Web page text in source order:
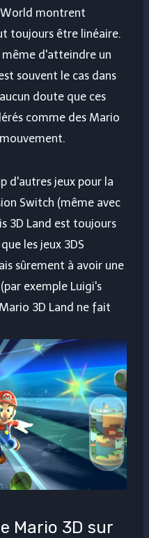
World montrent
toujours être linéaire.
même d'atteindre un
souvent le cas dans
doute que ces
comme des Mario
d'autres jeux pour la
Switch (même avec
3D Land est toujours
les jeux 3DS
sûrement à avoir une
exemple Luigi's
3D Land ne fait
Mario 3D sur